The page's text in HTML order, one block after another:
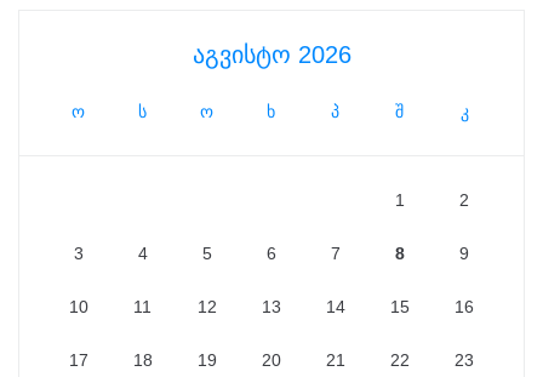
აგვისტო 2026
ო ს ო ხ პ შ კ
1 2
3 4 5 6 7 8 9
10 11 12 13 14 15 16
17 18 19 20 21 22 23